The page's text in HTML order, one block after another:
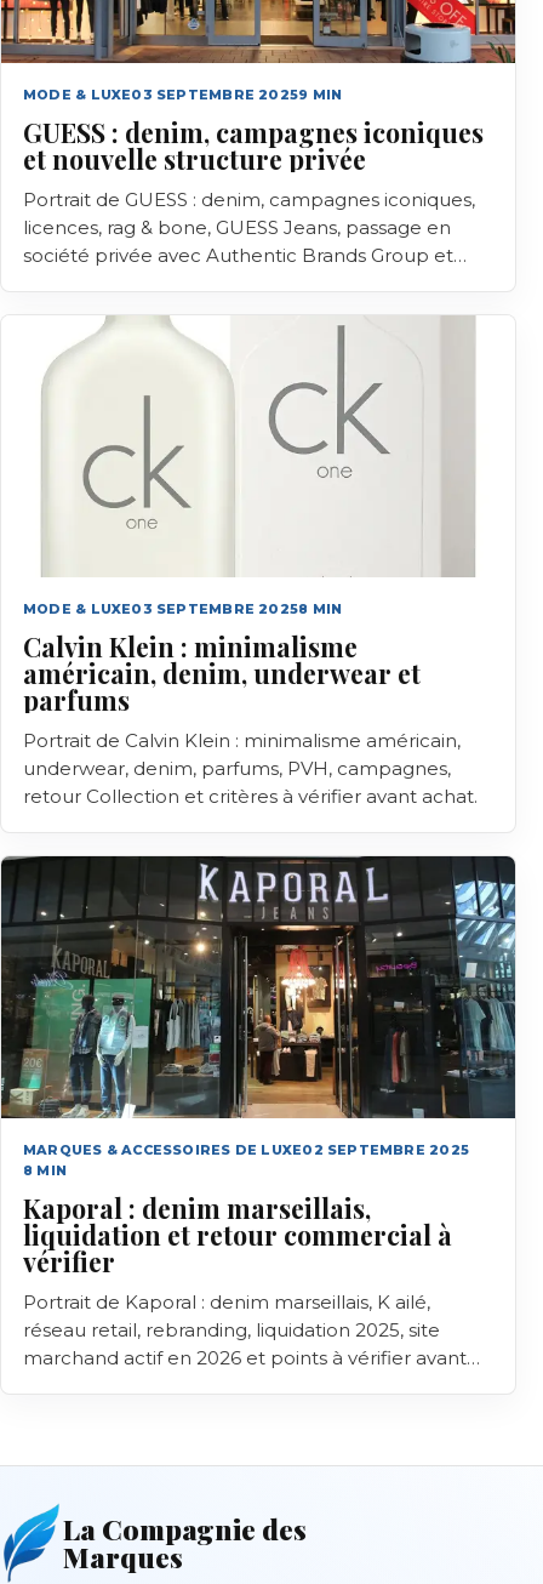
MODE & LUXE03 SEPTEMBRE 20259 MIN
GUESS : denim, campagnes iconiques
et nouvelle structure privée
Portrait de GUESS : denim, campagnes iconiques,
licences, rag & bone, GUESS Jeans, passage en
société privée avec Authentic Brands Group et
MODE & LUXE03 SEPTEMBRE 20258 MIN
Calvin Klein : minimalisme
américain, denim, underwear et
parfums
Portrait de Calvin Klein : minimalisme américain,
underwear, denim, parfums, PVH, campagnes,
retour Collection et critères à vérifier avant achat.
MARQUES & ACCESSOIRES DE LUXE02 SEPTEMBRE 2025
8 MIN
Kaporal : denim marseillais,
liquidation et retour commercial à
vérifier
Portrait de Kaporal : denim marseillais, K ailé,
réseau retail, rebranding, liquidation 2025, site
marchand actif en 2026 et points à vérifier avant
La Compagnie des
Marques